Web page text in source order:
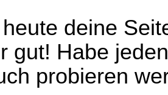
deine
gut! Habe
probieren